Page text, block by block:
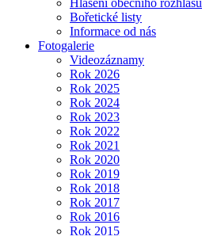
Hlášení obecního rozhlasu
Bořetické listy
Informace od nás
Fotogalerie
Videozáznamy
Rok 2026
Rok 2025
Rok 2024
Rok 2023
Rok 2022
Rok 2021
Rok 2020
Rok 2019
Rok 2018
Rok 2017
Rok 2016
Rok 2015